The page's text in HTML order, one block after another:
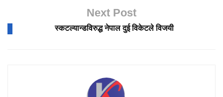
Next Post
स्कटल्यान्डविरुद्ध नेपाल दुई विकेटले विजयी